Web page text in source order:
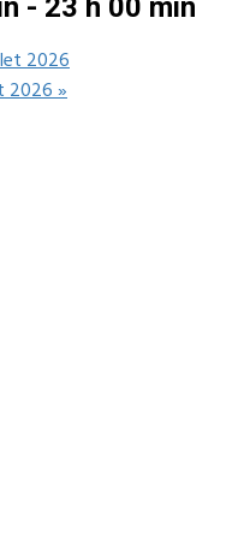
- 23 h 00 min
2026
2026»